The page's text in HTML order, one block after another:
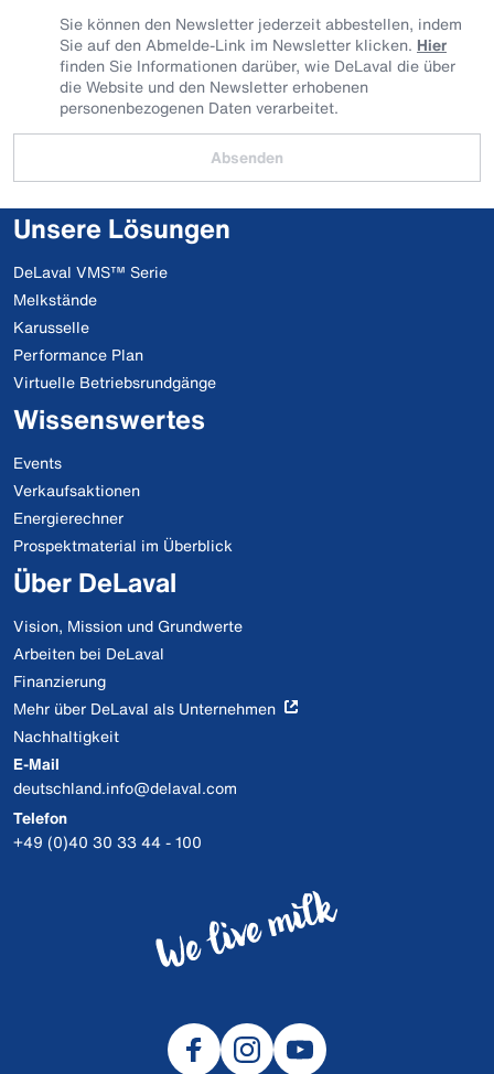
Sie können den Newsletter jederzeit abbestellen, indem
Sie auf den Abmelde-Link im Newsletter klicken. Hier
finden Sie Informationen darüber, wie DeLaval die über
die Website und den Newsletter erhobenen
personenbezogenen Daten verarbeitet.
Absenden
Unsere Lösungen
DeLaval VMS™ Serie
Melkstände
Karusselle
Performance Plan
Virtuelle Betriebsrundgänge
Wissenswertes
Events
Verkaufsaktionen
Energierechner
Prospektmaterial im Überblick
Über DeLaval
Vision, Mission und Grundwerte
Arbeiten bei DeLaval
Finanzierung
Mehr über DeLaval als Unternehmen
Nachhaltigkeit
E-Mail
deutschland.info@delaval.com
Telefon
+49 (0)40 30 33 44 - 100